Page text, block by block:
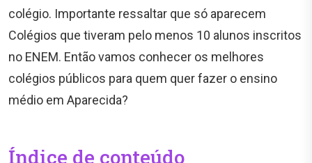
colégio. Importante ressaltar que só aparecem
Colégios que tiveram pelo menos 10 alunos inscritos
no ENEM. Então vamos conhecer os melhores
colégios públicos para quem quer fazer o ensino
médio em Aparecida?
Índice de conteúdo